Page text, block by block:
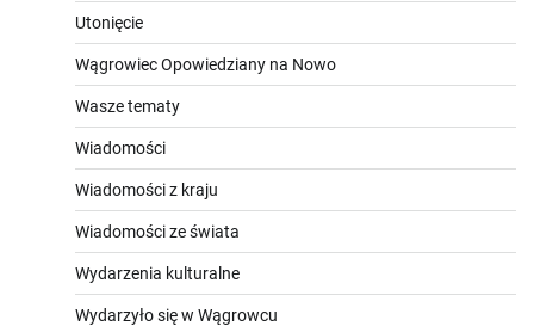
Utonięcie
Wągrowiec Opowiedziany na Nowo
Wasze tematy
Wiadomości
Wiadomości z kraju
Wiadomości ze świata
Wydarzenia kulturalne
Wydarzyło się w Wągrowcu